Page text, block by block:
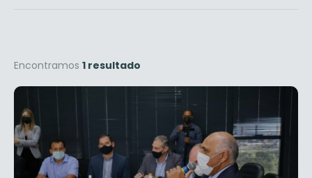
Encontramos 1 resultado